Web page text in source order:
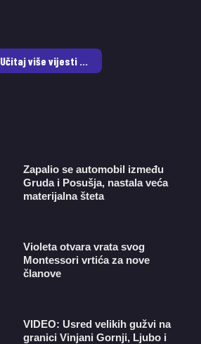
Učitaj više vijesti ...
Zapalio se automobil između
Gruda i Posušja, nastala veća
materijalna šteta
Violeta otvara vrata svog
Montessori vrtića za nove
članove
VIDEO: Usred velikih gužvi na
granici Vinjani Gornji, Ljubo i